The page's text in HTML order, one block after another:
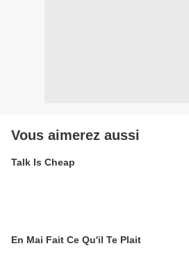
Vous aimerez aussi
Talk Is Cheap
En Mai Fait Ce Qu'il Te Plait